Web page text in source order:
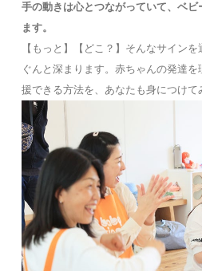
手の動きは心とつながっていて、ベ
ます。
【もっと】【どこ？】そんなサイン
ぐんと深まります。赤ちゃんの発達
援できる方法を、あなたも身につけて